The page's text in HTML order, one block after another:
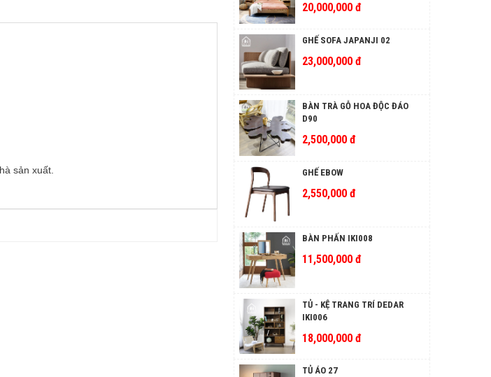
sản xuất.
20,000,000 đ
GHẾ SOFA JAPANJI 02
23,000,000 đ
BÀN TRÀ GỖ HOA ĐỘC ĐÁO
D90
2,500,000 đ
GHẾ EBOW
2,550,000 đ
BÀN PHẤN IKI008
11,500,000 đ
TỦ - KỆ TRANG TRÍ DEDAR
IKI006
18,000,000 đ
TỦ ÁO 27